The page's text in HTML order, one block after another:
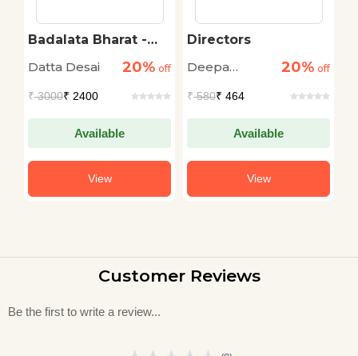
Badalata Bharat -
mahasattekade
Datta Desai 20% off
₹3000₹ 2400
Available
View
Directors
Deepa
20% off
₹580₹ 464
Available
View
Customer Reviews
Be the first to write a review...